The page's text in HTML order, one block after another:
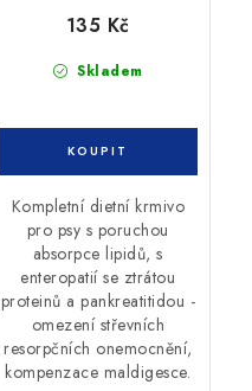
Skladem
135 Kč
Kompletní dietní krmivo
pro psy s poruchou
absorpce lipidů, s
enteropatií se ztrátou
proteinů a pankreatitidou -
omezení střevních
resorpčních onemocnění,
kompenzace maldigesce.